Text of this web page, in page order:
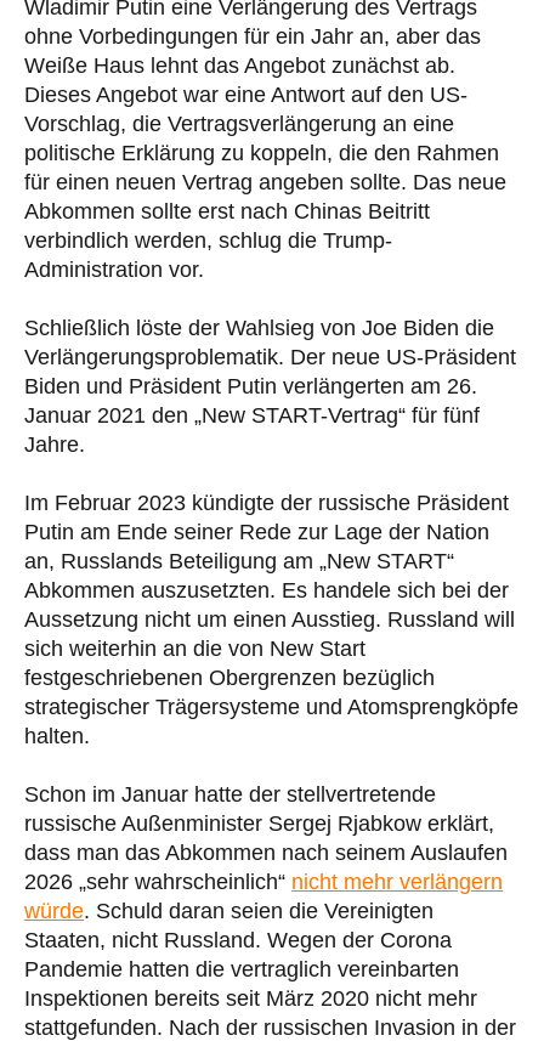
Wladimir Putin eine Verlängerung des Vertrags
ohne Vorbedingungen für ein Jahr an, aber das
Weiße Haus lehnt das Angebot zunächst ab.
Dieses Angebot war eine Antwort auf den US-
Vorschlag, die Vertragsverlängerung an eine
politische Erklärung zu koppeln, die den Rahmen
für einen neuen Vertrag angeben sollte. Das neue
Abkommen sollte erst nach Chinas Beitritt
verbindlich werden, schlug die Trump-
Administration vor.
Schließlich löste der Wahlsieg von Joe Biden die
Verlängerungsproblematik. Der neue US-Präsident
Biden und Präsident Putin verlängerten am 26.
Januar 2021 den „New START-Vertrag“ für fünf
Jahre.
Im Februar 2023 kündigte der russische Präsident
Putin am Ende seiner Rede zur Lage der Nation
an, Russlands Beteiligung am „New START“
Abkommen auszusetzten. Es handele sich bei der
Aussetzung nicht um einen Ausstieg. Russland will
sich weiterhin an die von New Start
festgeschriebenen Obergrenzen bezüglich
strategischer Trägersysteme und Atomsprengköpfe
halten.
Schon im Januar hatte der stellvertretende
russische Außenminister Sergej Rjabkow erklärt,
dass man das Abkommen nach seinem Auslaufen
2026 „sehr wahrscheinlich“ nicht mehr verlängern
würde. Schuld daran seien die Vereinigten
Staaten, nicht Russland. Wegen der Corona
Pandemie hatten die vertraglich vereinbarten
Inspektionen bereits seit März 2020 nicht mehr
stattgefunden. Nach der russischen Invasion in der